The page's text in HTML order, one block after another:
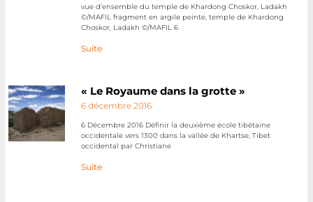
vue d’ensemble du temple de Khardong Choskor, Ladakh
©/MAFIL fragment en argile peinte, temple de Khardong
Choskor, Ladakh ©/MAFIL 6
Suite
« Le Royaume dans la grotte »
6 décembre 2016
6 Décembre 2016 Définir la deuxième école tibétaine
occidentale vers 1300 dans la vallée de Khartse, Tibet
occidental par Christiane
Suite